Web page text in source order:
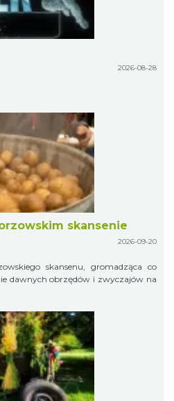
2026-08-28
skansenie
2026-09-20
skansenu, gromadząca co
dawnych obrzędów i zwyczajów na